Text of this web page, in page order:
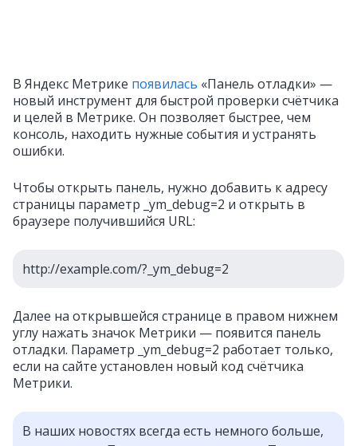
В Яндекс Метрике появилась «Панель отладки» —
новый инструмент для быстрой проверки счётчика
и целей в Метрике. Он позволяет быстрее, чем
консоль, находить нужные события и устранять
ошибки.
Чтобы открыть панель, нужно добавить к адресу
страницы параметр _ym_debug=2 и открыть в
браузере получившийся URL:
http://example.com/?_ym_debug=2
Далее на открывшейся странице в правом нижнем
углу нажать значок Метрики — появится панель
отладки. Параметр _ym_debug=2 работает только,
если на сайте установлен новый код счётчика
Метрики.
В наших новостях всегда есть немного больше,